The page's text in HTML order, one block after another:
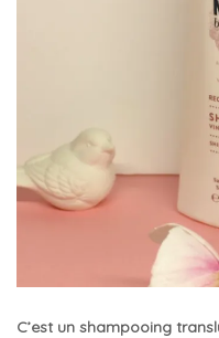
C’est un shampooing